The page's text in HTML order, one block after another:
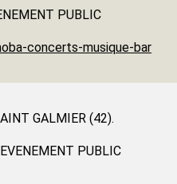
PUBLIC
concerts-musique-bar
GALMIER (42).
PUBLIC